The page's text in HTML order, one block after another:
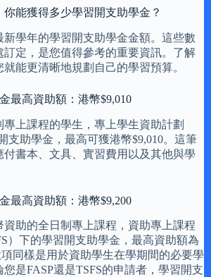
能獲得多少學習開支助學金？
學年的學習開支助學金金額。這些數
訂定，是您值得參考的重要資訊。了解
能更清晰地規劃自己的學習預算。
最高資助額：港幣$9,010
上課程的學生，專上學生資助計劃
支助學金，最高可獲港幣$9,010。這筆
付書本、文具、實習費用以及其他與學
最高資助額：港幣$9,200
助的全日制專上課程，資助專上課程
）下的學習開支助學金，最高資助額為
同樣是用於資助學生在學期間的必要學
是FASP還是TSFS的申請者，學習開支